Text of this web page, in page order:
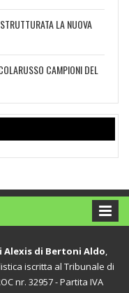
LA NUOVA
CAMPIONI DEL
Alexis di Bertoni Aldo
iscritta al Tribunale di
nr. 32957 - Partita IVA